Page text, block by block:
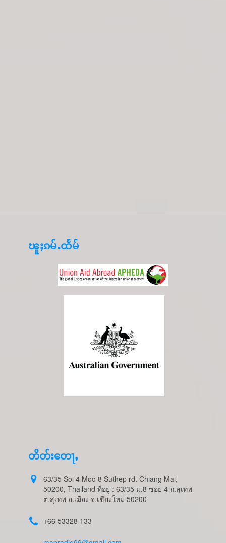
ၽူႈၵမ်ႉထႅမ်
တိတ်းတေႃႇ
63/35 Soi 4 Moo 8 Suthep rd. Chiang Mai,
50200, Thailand ที่อยู่ : 63/35 ม.8 ซอย 4 ถ.สุเทพ
ต.สุเทพ อ.เมือง จ.เชียงใหม่ 50200
+66 53328 133